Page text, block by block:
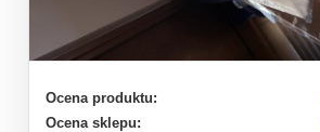
Ocena produktu:
Ocena sklepu: